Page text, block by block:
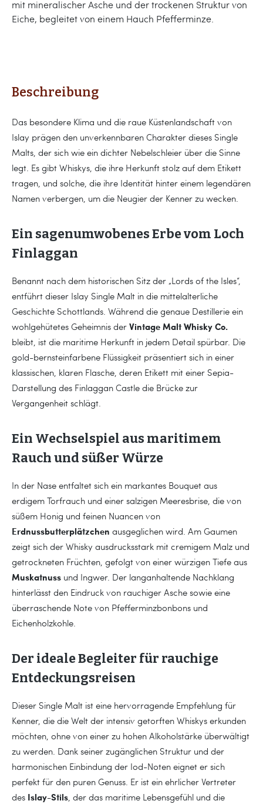
mit mineralischer Asche und der trockenen Struktur von
Eiche, begleitet von einem Hauch Pfefferminze.
Beschreibung
Das besondere Klima und die raue Küstenlandschaft von
Islay prägen den unverkennbaren Charakter dieses Single
Malts, der sich wie ein dichter Nebelschleier über die Sinne
legt. Es gibt Whiskys, die ihre Herkunft stolz auf dem Etikett
tragen, und solche, die ihre Identität hinter einem legendären
Namen verbergen, um die Neugier der Kenner zu wecken.
Ein sagenumwobenes Erbe vom Loch
Finlaggan
Benannt nach dem historischen Sitz der „Lords of the Isles“,
entführt dieser Islay Single Malt in die mittelalterliche
Geschichte Schottlands. Während die genaue Destillerie ein
wohlgehütetes Geheimnis der Vintage Malt Whisky Co.
bleibt, ist die maritime Herkunft in jedem Detail spürbar. Die
gold-bernsteinfarbene Flüssigkeit präsentiert sich in einer
klassischen, klaren Flasche, deren Etikett mit einer Sepia-
Darstellung des Finlaggan Castle die Brücke zur
Vergangenheit schlägt.
Ein Wechselspiel aus maritimem
Rauch und süßer Würze
In der Nase entfaltet sich ein markantes Bouquet aus
erdigem Torfrauch und einer salzigen Meeresbrise, die von
süßem Honig und feinen Nuancen von
Erdnussbutterplätzchen ausgeglichen wird. Am Gaumen
zeigt sich der Whisky ausdrucksstark mit cremigem Malz und
getrockneten Früchten, gefolgt von einer würzigen Tiefe aus
Muskatnuss und Ingwer. Der langanhaltende Nachklang
hinterlässt den Eindruck von rauchiger Asche sowie eine
überraschende Note von Pfefferminzbonbons und
Eichenholzkohle.
Der ideale Begleiter für rauchige
Entdeckungsreisen
Dieser Single Malt ist eine hervorragende Empfehlung für
Kenner, die die Welt der intensiv getorften Whiskys erkunden
möchten, ohne von einer zu hohen Alkoholstärke überwältigt
zu werden. Dank seiner zugänglichen Struktur und der
harmonischen Einbindung der Iod-Noten eignet er sich
perfekt für den puren Genuss. Er ist ein ehrlicher Vertreter
des Islay-Stils , der das maritime Lebensgefühl und die